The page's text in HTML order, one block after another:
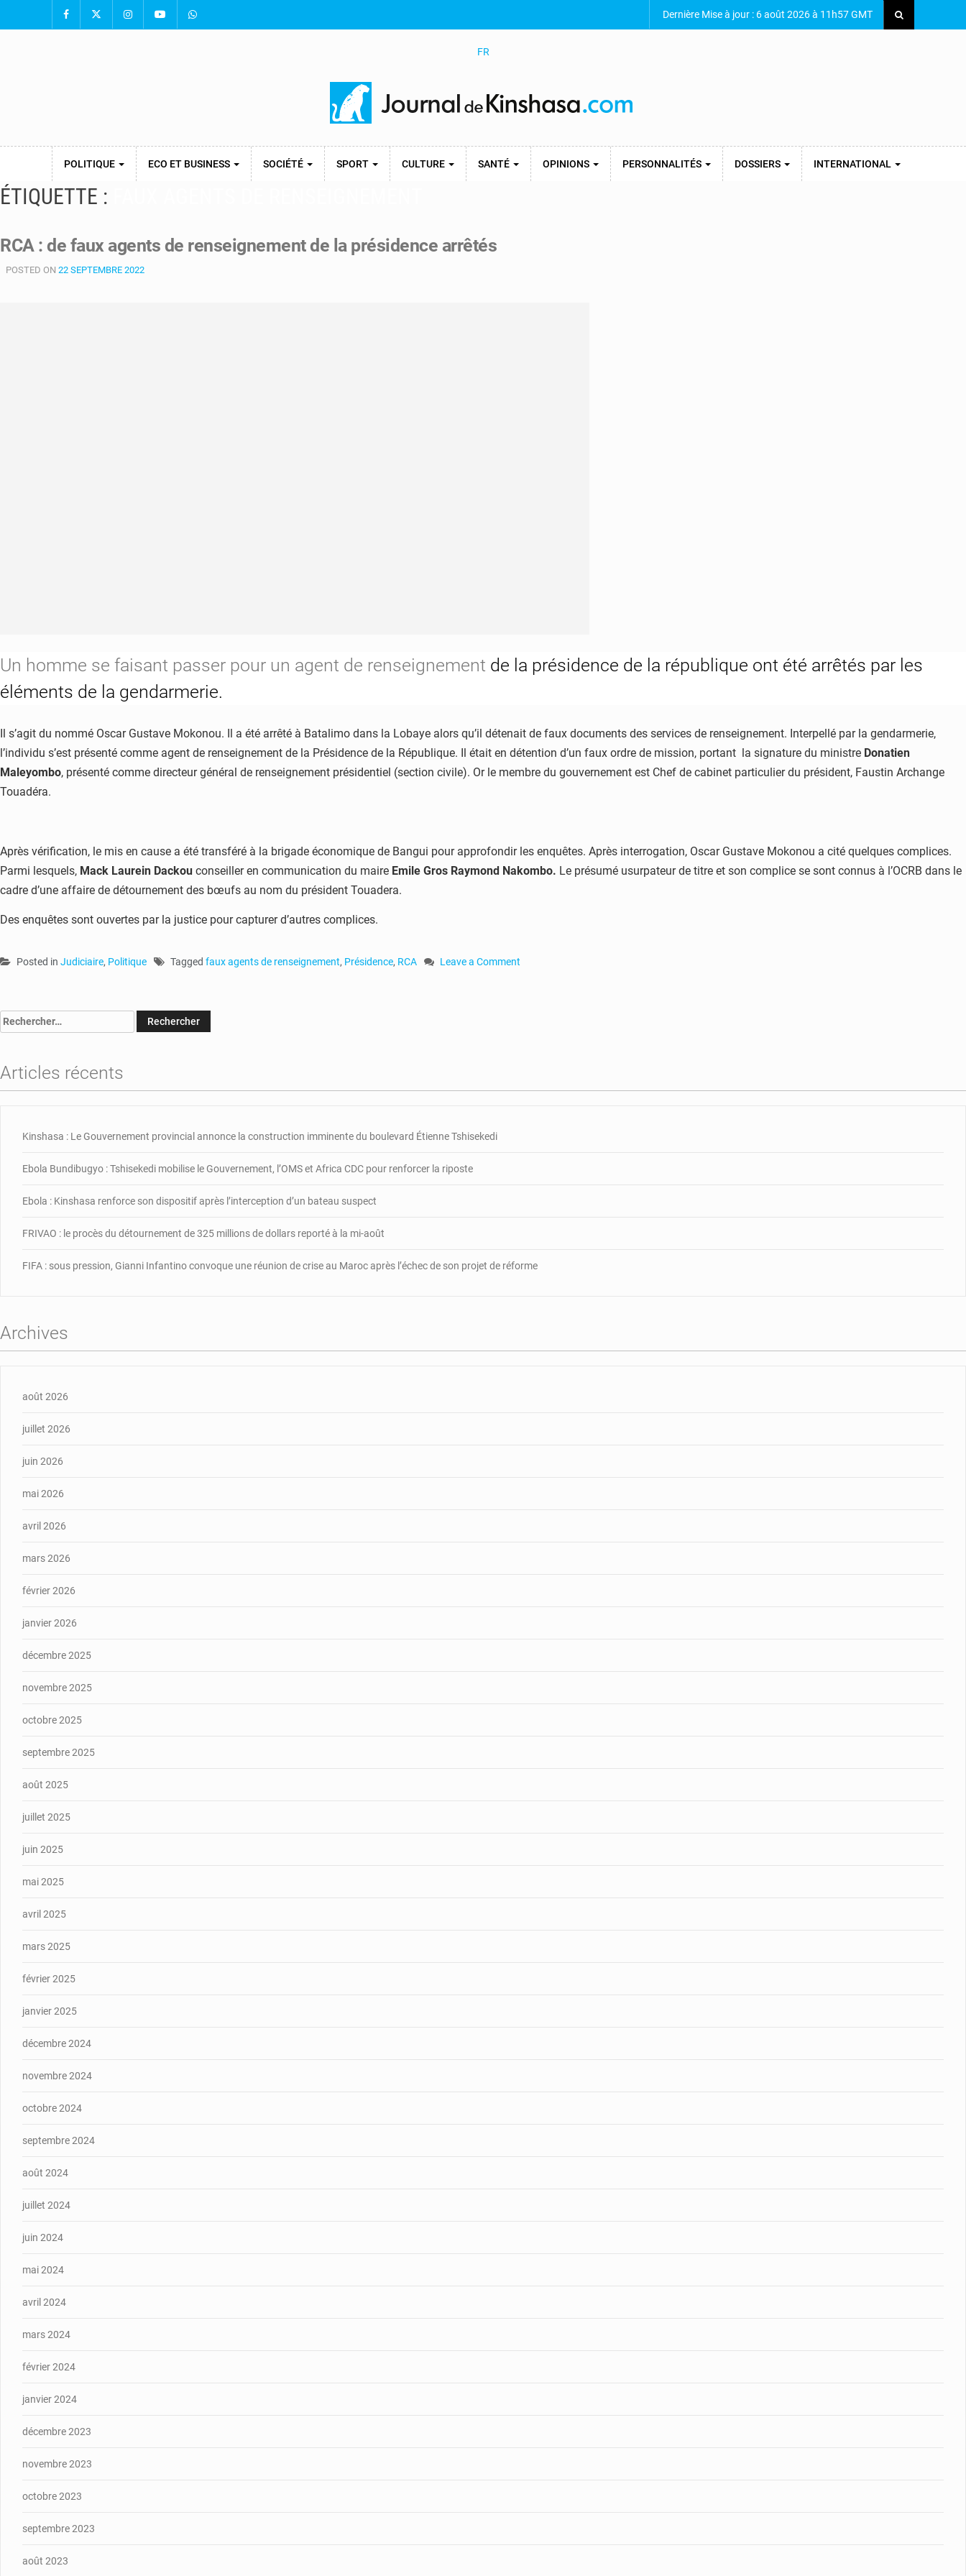
Dernière Mise à jour : 6 août 2026 à 11h57 GMT
FR
POLITIQUE ECO ET BUSINESS SOCIÉTÉ SPORT CULTURE SANTÉ OPINIONS PERSONNALITÉS DOSSIERS INTERNATIONAL
ÉTIQUETTE :
RCA : de faux agents de renseignement de la présidence arrêtés
POSTED ON 22 SEPTEMBRE 2022
Un homme se faisant passer pour un agent de renseignement de la présidence de la république ont été arrêtés par les
éléments de la gendarmerie.
Il s’agit du nommé Oscar Gustave Mokonou. Il a été arrêté à Batalimo dans la Lobaye alors qu’il détenait de faux documents des services de renseignement. Interpellé par la gendarmerie,
l’individu s’est présenté comme agent de renseignement de la Présidence de la République. Il était en détention d’un faux ordre de mission, portant la signature du ministre Donatien
Maleyombo, présenté comme directeur général de renseignement présidentiel (section civile). Or le membre du gouvernement est Chef de cabinet particulier du président, Faustin Archange
Touadéra.
Après vérification, le mis en cause a été transféré à la brigade économique de Bangui pour approfondir les enquêtes. Après interrogation, Oscar Gustave Mokonou a cité quelques complices.
Parmi lesquels, Mack Laurein Dackou conseiller en communication du maire Emile Gros Raymond Nakombo. Le présumé usurpateur de titre et son complice se sont connus à l’OCRB dans le
cadre d’une affaire de détournement des bœufs au nom du président Touadera.
Des enquêtes sont ouvertes par la justice pour capturer d’autres complices.
Posted in Judiciaire, Politique Tagged faux agents de renseignement, Présidence, RCA
Leave a Comment
arrêtés
Rechercher :
Articles récents
Kinshasa : Le Gouvernement provincial annonce la construction imminente du boulevard Étienne Tshisekedi
Ebola Bundibugyo : Tshisekedi mobilise le Gouvernement, l’OMS et Africa CDC pour renforcer la riposte
Ebola : Kinshasa renforce son dispositif après l’interception d’un bateau suspect
FRIVAO : le procès du détournement de 325 millions de dollars reporté à la mi-août
FIFA : sous pression, Gianni Infantino convoque une réunion de crise au Maroc après l’échec de son projet de réforme
Archives
août 2026
juillet 2026
juin 2026
mai 2026
avril 2026
mars 2026
février 2026
janvier 2026
décembre 2025
novembre 2025
octobre 2025
septembre 2025
août 2025
juillet 2025
juin 2025
mai 2025
avril 2025
mars 2025
février 2025
janvier 2025
décembre 2024
novembre 2024
octobre 2024
septembre 2024
août 2024
juillet 2024
juin 2024
mai 2024
avril 2024
mars 2024
février 2024
janvier 2024
décembre 2023
novembre 2023
octobre 2023
septembre 2023
août 2023